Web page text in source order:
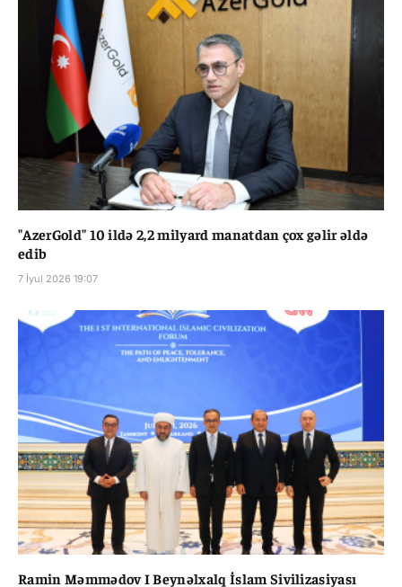
"AzerGold" 10 ildə 2,2 milyard manatdan çox gəlir əldə
edib
7 İyul 2026 19:07
Ramin Məmmədov I Beynəlxalq İslam Sivilizasiyası